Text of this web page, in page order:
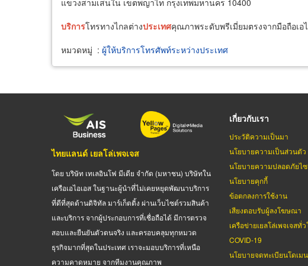
แขวงสามเสนใน เขตพญาไท กรุงเทพมหานคร 10400
บริการโทรทางไกลต่างประเทศคุณภาพระดับพรีเมี่ยมตรงจากมือถือเอ
หมวดหมู่ : ผู้ให้บริการโทรศัพท์ระหว่างประเทศ
ไทยแลนด์ เยลโล่เพจเจส
โดย บริษัท เทเลอินโฟ มีเดีย จำกัด (มหาชน) บริษัทใน
เครือเอไอเอส ในฐานะผู้นำที่ไม่เคยหยุดพัฒนาบริการ
ที่ดีที่สุดด้านดิจิทัล มาร์เก็ตติ้ง ผ่านเว็บไซต์รวมสินค้า
และบริการ จากผู้ประกอบการที่เชื่อถือได้ มีการตรวจ
สอบและยืนยันตัวตนจริง และครอบคลุมทุกหมวด
ธุรกิจมากที่สุดในประเทศ เราจะมอบบริการที่เหนือ
ความคาดหมาย จากทีมงานคุณภาพ
เกี่ยวกับเรา
ประวัติความเป็นมา
นโยบายความเป็นส่วนตัว
นโยบายความปลอดภัยไซ
นโยบายคุกกี้
ข้อตกลงการใช้งาน
เสียงตอบรับผู้ลงโฆษณา
เครือข่ายเยลโล่เพจเจสทั่
COVID-19
นโยบายจดทะเบียนโดเมน